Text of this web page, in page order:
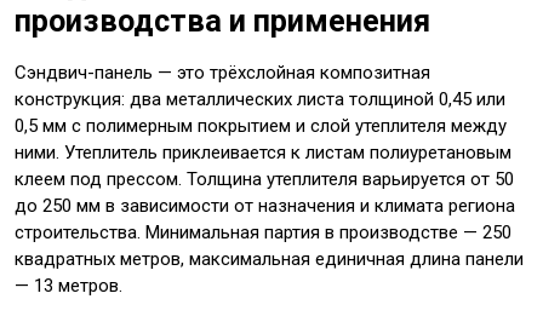
производства и применения
Сэндвич-панель — это трёхслойная композитная
конструкция: два металлических листа толщиной 0,45 или
0,5 мм с полимерным покрытием и слой утеплителя между
ними. Утеплитель приклеивается к листам полиуретановым
клеем под прессом. Толщина утеплителя варьируется от 50
до 250 мм в зависимости от назначения и климата региона
строительства. Минимальная партия в производстве — 250
квадратных метров, максимальная единичная длина панели
— 13 метров.